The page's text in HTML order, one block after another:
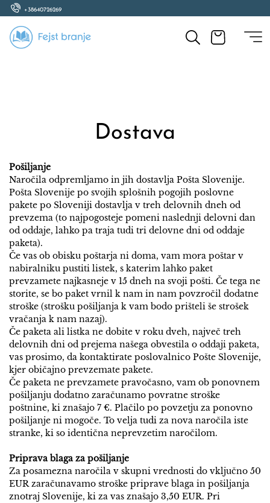
+38640726269
Dostava
Pošiljanje
Naročila odpremljamo in jih dostavlja Pošta Slovenije.
Pošta Slovenije po svojih splošnih pogojih poslovne
pakete po Sloveniji dostavlja v treh delovnih dneh od
prevzema (to najpogosteje pomeni naslednji delovni dan
od oddaje, lahko pa traja tudi tri delovne dni od oddaje
paketa).
Če vas ob obisku poštarja ni doma, vam mora poštar v
nabiralniku pustiti listek, s katerim lahko paket
prevzamete najkasneje v 15 dneh na svoji pošti. Če tega ne
storite, se bo paket vrnil k nam in nam povzročil dodatne
stroške (strošku pošiljanja k vam bodo prišteli še strošek
vračanja k nam nazaj).
Če paketa ali listka ne dobite v roku dveh, največ treh
delovnih dni od prejema našega obvestila o oddaji paketa,
vas prosimo, da kontaktirate poslovalnico Pošte Slovenije,
kjer običajno prevzemate pakete.
Če paketa ne prevzamete pravočasno, vam ob ponovnem
pošiljanju dodatno zaračunamo povratne stroške
poštnine, ki znašajo 7 €. Plačilo po povzetju za ponovno
pošiljanje ni mogoče. To velja tudi za nova naročila iste
stranke, ki so identična neprevzetim naročilom.
Priprava blaga za pošiljanje
Za posamezna naročila v skupni vrednosti do vključno 50
EUR zaračunavamo stroške priprave blaga in pošiljanja
znotraj Slovenije, ki za vas znašajo 3,50 EUR. Pri